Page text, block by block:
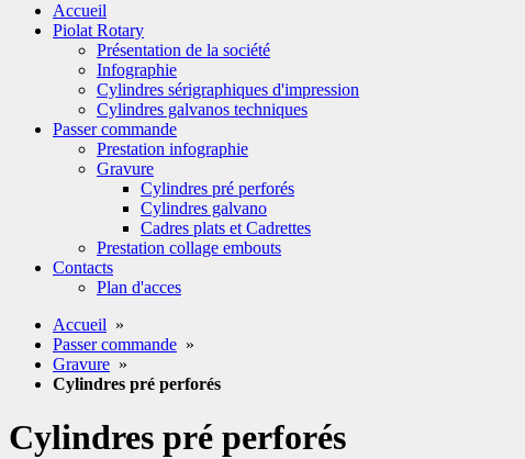
Accueil
Piolat Rotary
Présentation de la société
Infographie
Cylindres sérigraphiques d'impression
Cylindres galvanos techniques
Passer commande
Prestation infographie
Gravure
Cylindres pré perforés
Cylindres galvano
Cadres plats et Cadrettes
Prestation collage embouts
Contacts
Plan d'acces
Accueil »
Passer commande »
Gravure »
Cylindres pré perforés
Cylindres pré perforés